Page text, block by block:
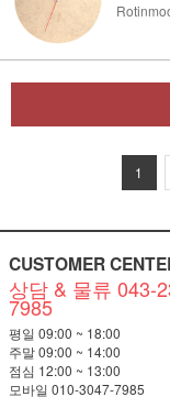
1
CUSTOMER
상담 & 물류 043-
7985
평일 09:00 ~ 18:00
주말 09:00 ~ 14:00
점심 12:00 ~ 13:00
모바일 010-3047-7985